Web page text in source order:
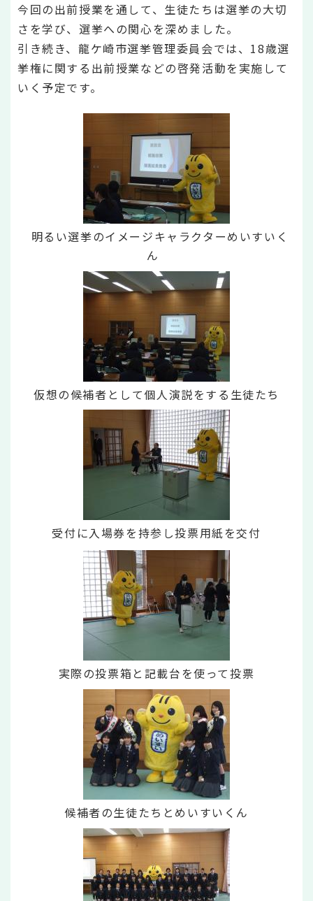
今回の出前授業を通して、生徒たちは選挙の大切
さを学び、選挙への関心を深めました。
引き続き、龍ケ崎市選挙管理委員会では、18歳選
挙権に関する出前授業などの啓発活動を実施して
いく予定です。
明るい選挙のイメージキャラクターめいすいく
ん
仮想の候補者として個人演説をする生徒たち
受付に入場券を持参し投票用紙を交付
実際の投票箱と記載台を使って投票
候補者の生徒たちとめいすいくん